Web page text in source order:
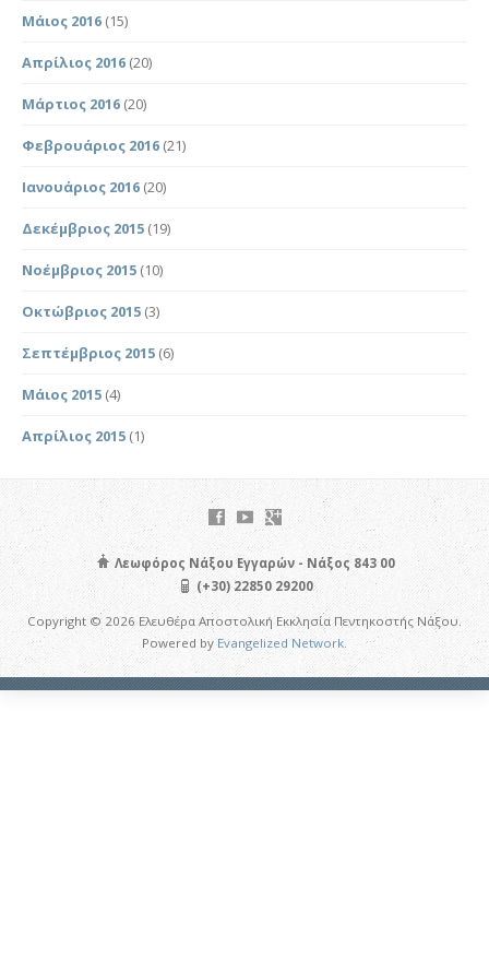
Μάιος 2016 (15)
Απρίλιος 2016 (20)
Μάρτιος 2016 (20)
Φεβρουάριος 2016 (21)
Ιανουάριος 2016 (20)
Δεκέμβριος 2015 (19)
Νοέμβριος 2015 (10)
Οκτώβριος 2015 (3)
Σεπτέμβριος 2015 (6)
Μάιος 2015 (4)
Απρίλιος 2015 (1)
Λεωφόρος Νάξου Εγγαρών - Νάξος 843 00
(+30) 22850 29200
Copyright © 2026 Ελευθέρα Αποστολική Εκκλησία Πεντηκοστής Νάξου.
Powered byEvangelized Network.